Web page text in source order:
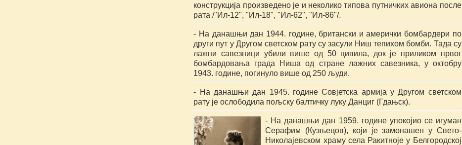
конструкција произведено је и неколико типова путничких авиона после
рата /"Ил-12", "Ил-18", "Ил-62", "Ил-86"/.
- На данашњи дан 1944. године, британски и амерички бомбардери по
други пут у Другом светском рату су засули Ниш тепихом бомби. Тада су
лажни савезници убили више од 50 цивила, док је приликом првог
бомбардовања града Ниша од стране лажних савезника, у октобру
1943. године, погинуло више од 250 људи.
- На данашњи дан 1945. године Совјетска армија у Другом светском
рату је ослободила пољску балтичку луку Данциг (Гдањск).
- На данашњи дан 1959. године упокојио се игуман
Серафим (Кузњецов), који је замонашен у Свето-
Николајевском храму села Ракитноје у Белгородској